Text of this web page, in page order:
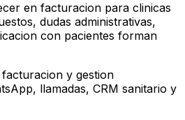
en facturacion para clinicas
dudas administrativas,
con pacientes forman
facturacion y gestion
llamadas, CRM sanitario y